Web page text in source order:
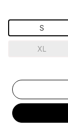
S
XL